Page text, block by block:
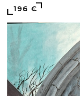
196 €